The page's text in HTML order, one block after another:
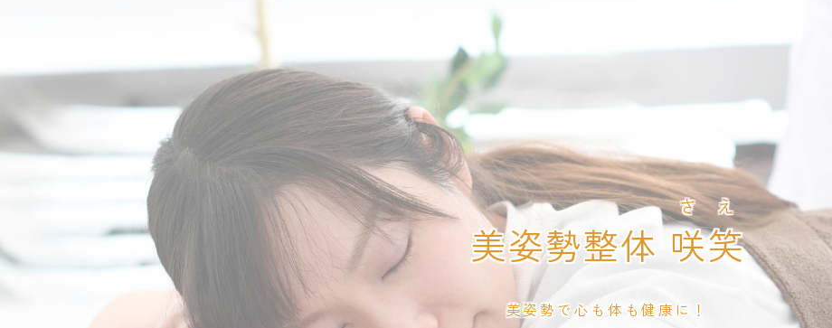
美姿勢整体咲笑
さえ
美姿勢で心も体も健康に！